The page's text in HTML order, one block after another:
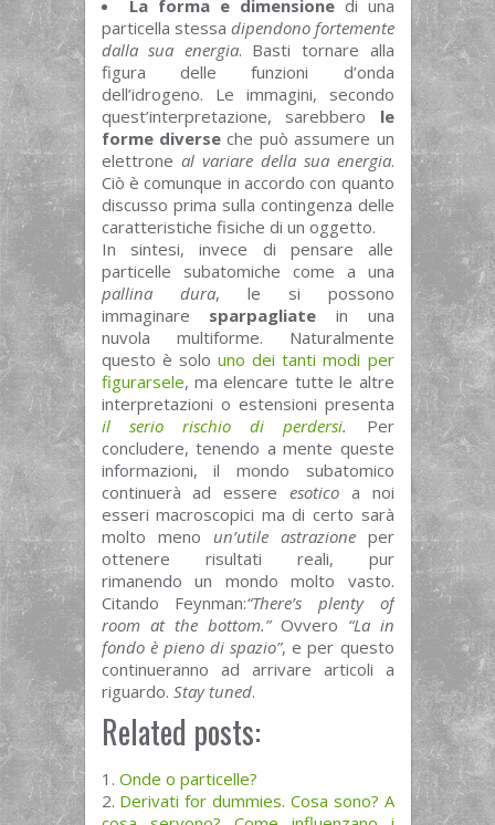
La forma e dimensionedi una
particella stessa dipendono fortemente
dalla sua energia. Basti tornare alla
figura delle funzioni d’onda
dell’idrogeno. Le immagini, secondo
quest’interpretazione, sarebbero le
forme diverseche può assumere un
elettrone al variare della sua energia.
Ciò è comunque in accordo con quanto
discusso prima sulla contingenza delle
caratteristiche fisiche di un oggetto.
In sintesi, invece di pensare alle
particelle subatomiche come a una
pallina dura, le si possono
immaginare sparpagliate in una
nuvola multiforme. Naturalmente
questo è solo uno dei tanti modi per
figurarsele, ma elencare tutte le altre
interpretazioni o estensioni presenta
il serio rischio di perdersi. Per
concludere, tenendo a mente queste
informazioni, il mondo subatomico
continuerà ad essere esoticoa noi
esseri macroscopici ma di certo sarà
molto meno un’utile astrazione per
ottenere risultati reali, pur
rimanendo un mondo molto vasto.
Citando Feynman:“There’s plenty of
room at the bottom.” Ovvero “La in
fondo è pieno di spazio”, e per questo
continueranno ad arrivare articoli a
riguardo. Stay tuned.
Related posts:
Onde o particelle?
Derivati for dummies. Cosa sono? A